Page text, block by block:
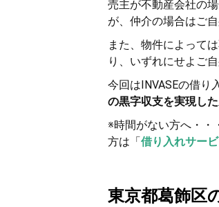
売主が不動産会社の
が、仲介の場合はご
また、物件によって
り、いずれにせよご
今回はINVASEの借り
の黒字収支を実現し
※時間がない方へ・・
方は「借り入れサー
東京都葛飾区